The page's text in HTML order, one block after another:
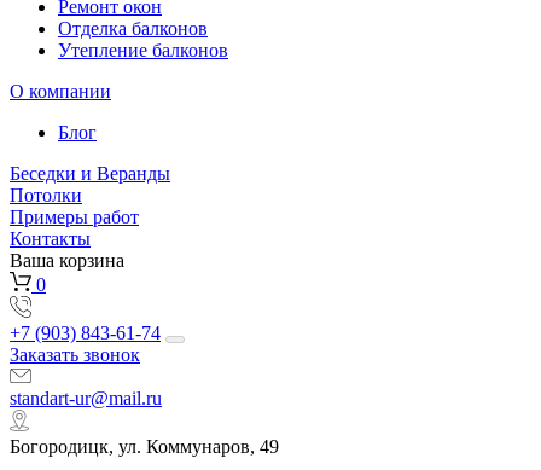
Ремонт окон
Отделка балконов
Утепление балконов
О компании
Блог
Беседки и Веранды
Потолки
Примеры работ
Контакты
Ваша корзина
0
+7 (903) 843-61-74
Заказать звонок
standart-ur@mail.ru
Богородицк, ул. Коммунаров, 49